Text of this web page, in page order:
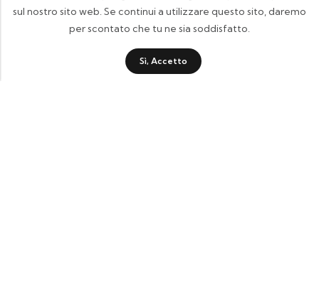
sul nostro sito web. Se continui a utilizzare questo sito, daremo
per scontato che tu ne sia soddisfatto.
Sì, Accetto